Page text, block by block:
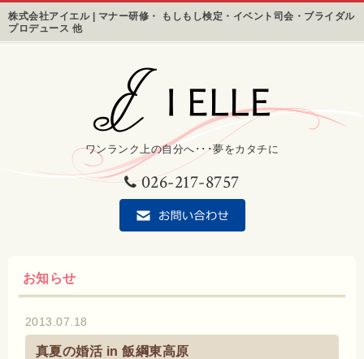
株式会社アイエル | マナー研修・ もしもし検定・イベント司会・ブライダル
プロデュース 他
ワンランク上の自分へ･･･夢をカタチに
026-217-8757
お知らせ
2013.07.18
真夏の婚活 in 飯綱東高原